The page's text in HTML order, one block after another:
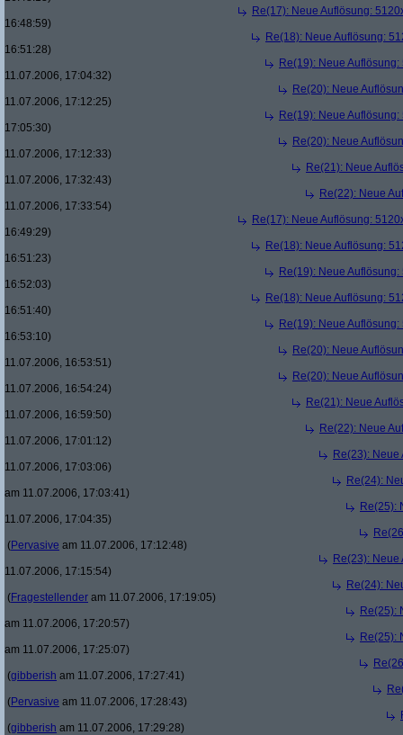
Re(17): Neue Auflösung:
16:48:59)
Re(18): Neue Auflösung:
16:51:28)
Re(19): Neue
11.07.2006, 17:04:32)
Re(20): Neue
11.07.2006, 17:12:25)
Re(19): Neue
17:05:30)
Re(20): Neue
11.07.2006, 17:12:33)
Re(21): Neue
11.07.2006, 17:32:43)
Re(22): Neue
11.07.2006, 17:33:54)
Re(17): Neue Auflösung:
16:49:29)
Re(18): Neue Auflösung:
16:51:23)
Re(19): Neue
16:52:03)
Re(18): Neue Auflösung:
16:51:40)
Re(19): Neue
16:53:10)
Re(20): Neue
11.07.2006, 16:53:51)
Re(20): Neue
11.07.2006, 16:54:24)
Re(21): Neue
11.07.2006, 16:59:50)
Re(22): Neue
11.07.2006, 17:01:12)
Re(23):
11.07.2006, 17:03:06)
Re(24):
am 11.07.2006, 17:03:41)
Re(25):
11.07.2006, 17:04:35)
(Pervasive am 11.07.2006, 17:12:48)
Re(23):
11.07.2006, 17:15:54)
Re(24):
(Fragestellender am 11.07.2006, 17:19:05)
Re(25):
am 11.07.2006, 17:20:57)
Re(25):
am 11.07.2006, 17:25:07)
(gibberish am 11.07.2006, 17:27:41)
(Pervasive am 11.07.2006, 17:28:43)
(gibberish am 11.07.2006, 17:29:28)